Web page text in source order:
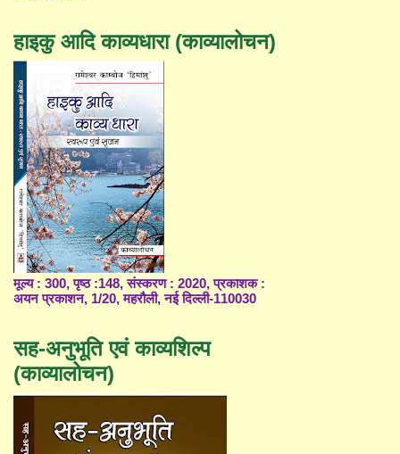
हाइकु आदि काव्यधारा (काव्यालोचन)
मूल्य : 300, पृष्ठ :148, संस्करण : 2020, प्रकाशक :
अयन प्रकाशन, 1/20, महरौली, नई दिल्ली-110030
सह-अनुभूति एवं काव्यशिल्प
(काव्यालोचन)